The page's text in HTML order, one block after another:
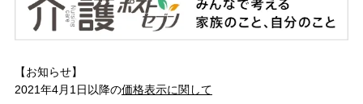
【お知らせ】
2021年4月1日以降の価格表示に関して